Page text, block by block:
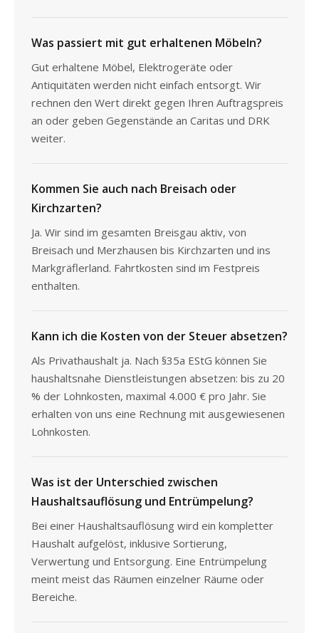
Was passiert mit gut erhaltenen Möbeln?
Gut erhaltene Möbel, Elektrogeräte oder
Antiquitäten werden nicht einfach entsorgt. Wir
rechnen den Wert direkt gegen Ihren Auftragspreis
an oder geben Gegenstände an Caritas und DRK
weiter.
Kommen Sie auch nach Breisach oder
Kirchzarten?
Ja. Wir sind im gesamten Breisgau aktiv, von
Breisach und Merzhausen bis Kirchzarten und ins
Markgräflerland. Fahrtkosten sind im Festpreis
enthalten.
Kann ich die Kosten von der Steuer absetzen?
Als Privathaushalt ja. Nach §35a EStG können Sie
haushaltsnahe Dienstleistungen absetzen: bis zu 20
% der Lohnkosten, maximal 4.000 € pro Jahr. Sie
erhalten von uns eine Rechnung mit ausgewiesenen
Lohnkosten.
Was ist der Unterschied zwischen
Haushaltsauflösung und Entrümpelung?
Bei einer Haushaltsauflösung wird ein kompletter
Haushalt aufgelöst, inklusive Sortierung,
Verwertung und Entsorgung. Eine Entrümpelung
meint meist das Räumen einzelner Räume oder
Bereiche.